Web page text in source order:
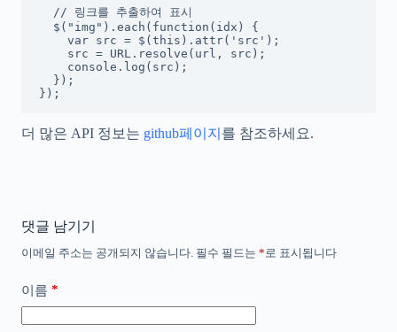
  // 링크를 추출하여 표시
  $("img").each(function(idx) {
    var src = $(this).attr('src');
    src = URL.resolve(url, src);
    console.log(src);
  });
});
더 많은 API 정보는 github페이지 를 참조하세요.
댓글 남기기
이메일 주소는 공개되지 않습니다. 필수 필드는 *로 표시됩니다
이름 *